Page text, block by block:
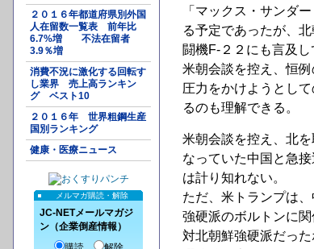
２０１６年都道府県別外国
人在留数一覧表 前年比
6.7%増 不法在留者
3.9％増
消費不況に激化する回転す
し業界 売上高ランキン
グ ベスト10
２０１６年 世界粗鋼生産
国別ランキング
健康・医療ニュース
メルマガ購読・解除
JC-NETメールマガジ
ン（企業倒産情報）
「マックス・サンダ
る予定であったが、
闘機F-２２にも言及し
米朝会談を控え、恒
圧力をかけようとし
るのも理解できる。
米朝会談を控え、北
なっていた中国と急
は計り知れない。
ただ、米トランプは
強硬派のボルトンに
対北朝鮮強硬派だっ